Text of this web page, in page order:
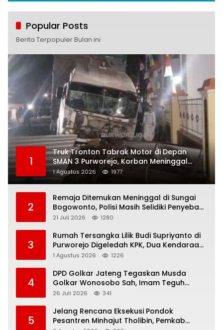
Popular Posts
Berita Terpopuler Bulan ini
1
Truk Tronton Tabrak Motor di Depan
SMAN 3 Purworejo, Korban Meninggal
Dunia, Polisi Masih Selidiki Penyebab
1 Agustus 2026 1977
2
Remaja Ditemukan Meninggal di Sungai
Bogowonto, Polisi Masih Selidiki Penyebab
Kematian
21 Juli 2026 1280
3
Rumah Tersangka Lilik Budi Supriyanto di
Purworejo Digeledah KPK, Dua Kendaraan
Diamankan
1 Agustus 2026 1226
4
DPD Golkar Jateng Tegaskan Musda
Golkar Wonosobo Sah, Imam Teguh
Purnomo Terpilih Secara Aklamasi
26 Juli 2026 341
5
Jelang Rencana Eksekusi Pondok
Pesantren Minhajut Tholibin, Pemkab